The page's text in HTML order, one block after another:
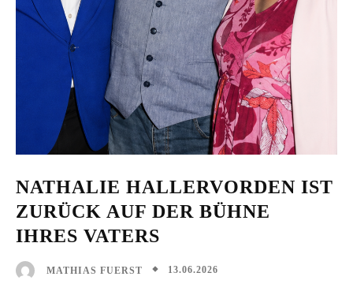
NATHALIE HALLERVORDEN IST
ZURÜCK AUF DER BÜHNE
IHRES VATERS
MATHIAS FUERST 13.06.2026